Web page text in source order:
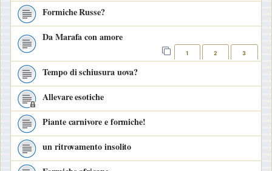
Formiche Russe?
Da Marafa con amore
1 2 3
Tempo di schiusura uova?
Allevare esotiche
Piante carnivore e formiche!
un ritrovamento insolito